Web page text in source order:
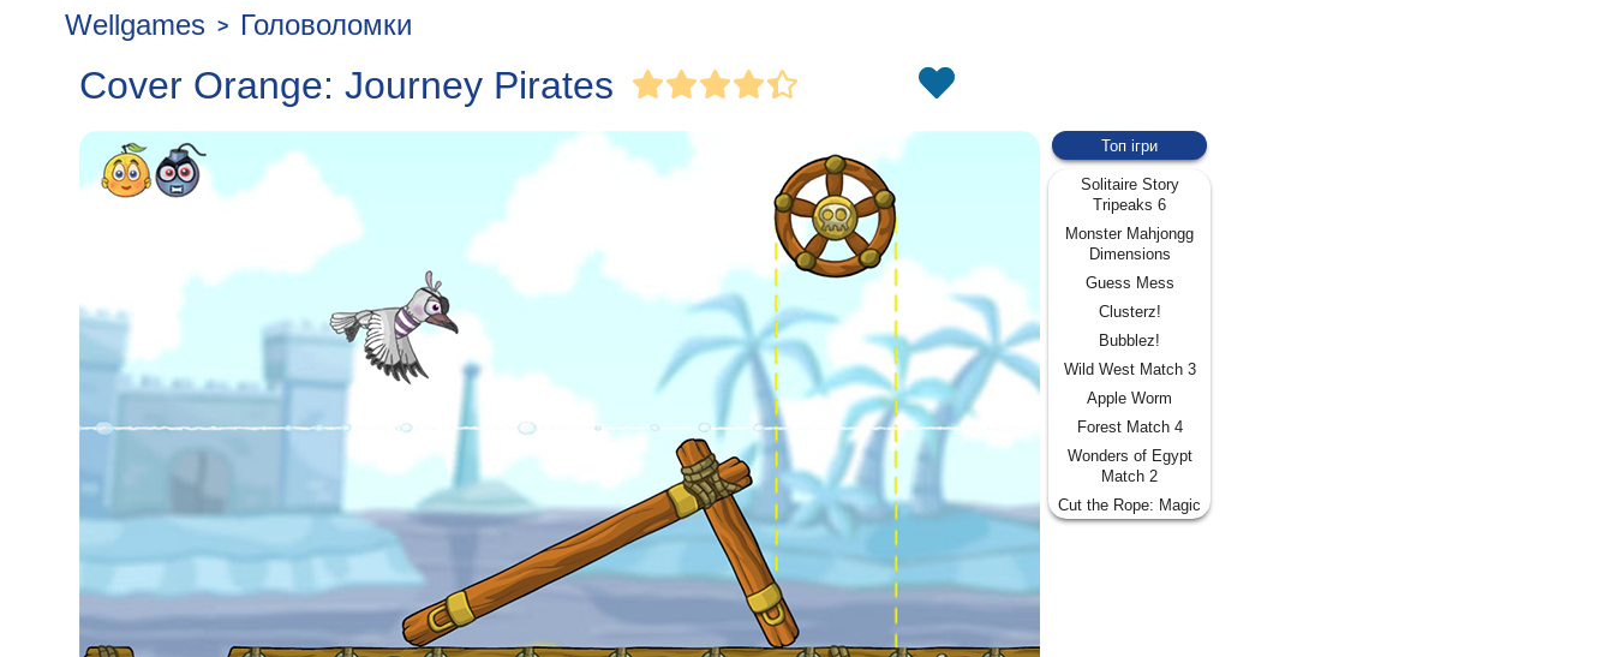
Wellgames Головоломки
Cover Orange: Journey Pirates
Топ ігри
Solitaire Story
Tripeaks 6
Monster Mahjongg
Dimensions
Guess Mess
Clusterz!
Bubblez!
Wild West Match 3
Apple Worm
Forest Match 4
Wonders of Egypt
Match 2
Cut the Rope: Magic